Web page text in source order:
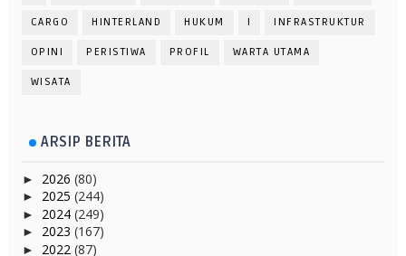
CARGO HINTERLAND HUKUM I INFRASTRUKTUR
OPINI PERISTIWA PROFIL WARTA UTAMA
WISATA
ARSIP BERITA
► 2026 (80)
► 2025 (244)
► 2024 (249)
► 2023 (167)
► 2022 (87)